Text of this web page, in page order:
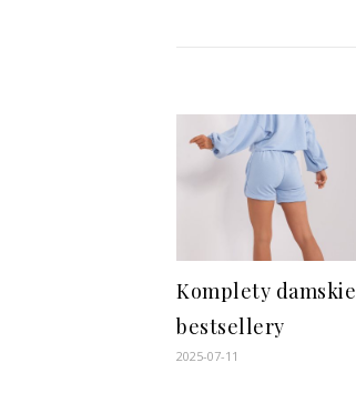
Komplety damskie
bestsellery
2025-07-11